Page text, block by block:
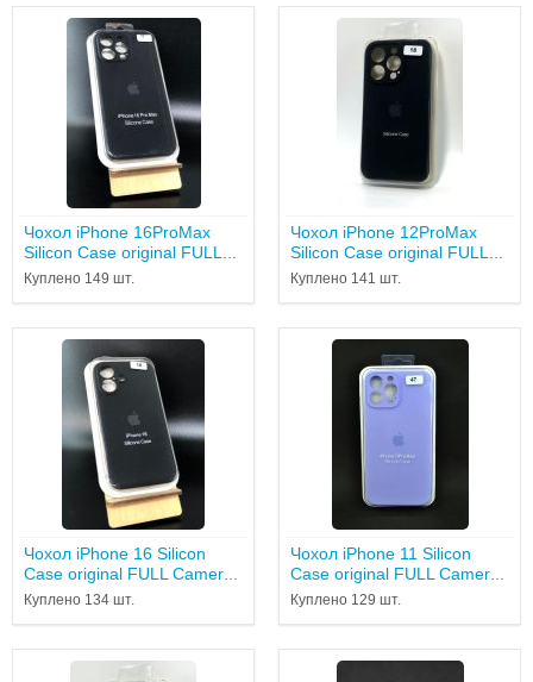
Чохол iPhone 16ProMax
Silicon Case original FULL
Camera №18 black...
Куплено 149 шт.
Чохол iPhone 12ProMax
Silicon Case original FULL
Camera №18 black...
Куплено 141 шт.
Чохол iPhone 16 Silicon
Case original FULL Camera
№18 Black...
Куплено 134 шт.
Чохол iPhone 11 Silicon
Case original FULL Camera
№ 47 lilac ( 4you...
Куплено 129 шт.